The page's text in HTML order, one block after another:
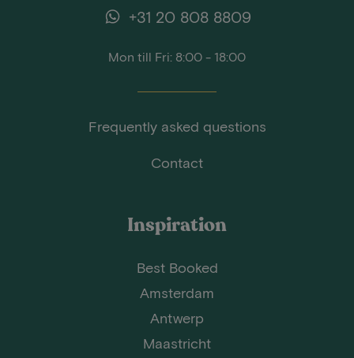
+31 20 808 8809
Mon till Fri: 8:00 - 18:00
Frequently asked questions
Contact
Inspiration
Best Booked
Amsterdam
Antwerp
Maastricht